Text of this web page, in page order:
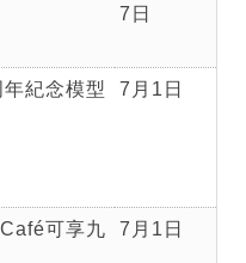
7日
紀念模型
7月1日
可享九
7月1日